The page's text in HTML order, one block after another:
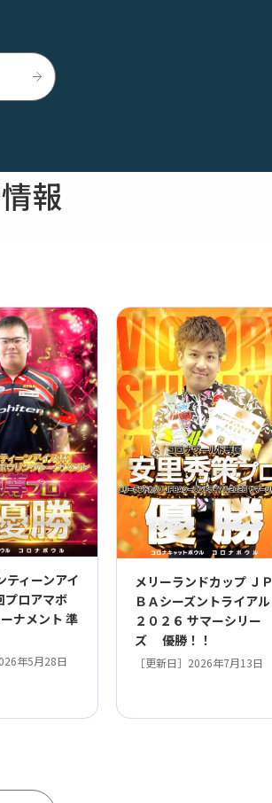
報
ティーンアイ
プロアマボ
ナメント 準
年5月28日
メリーランドカップ ＪＰ
ＢＡシーズントライアル
２０２６ サマーシリー
ズ 優勝！！
［更新日］2026年7月13日